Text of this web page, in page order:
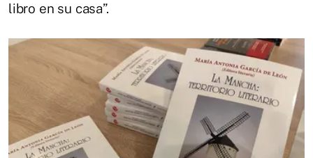
libro en su casa”.